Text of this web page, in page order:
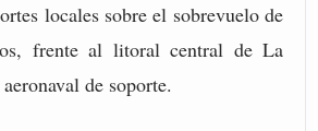
locales sobre el sobrevuelo de
frente al litoral central de La
de soporte.